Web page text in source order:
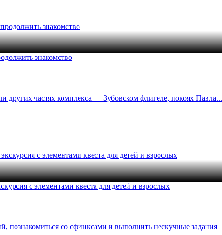
знакомство
других частях комплекса — Зубовском флигеле, покоях Павла...
с элементами квеста для детей и взрослых
познакомиться со сфинксами и выполнить нескучные задания